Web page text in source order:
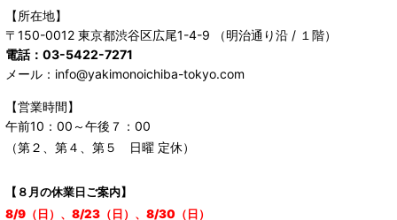
【所在地】
〒150-0012 東京都渋谷区広尾1-4-9 （明治通り沿 / １階）
電話：03-5422-7271
メール：info@yakimonoichiba-tokyo.com
【営業時間】
午前10：00～午後７：00
（第２、第４、第５ 日曜 定休）
【８月の休業日ご案内】
8/9（日）、8/23（日）、8/30（日）